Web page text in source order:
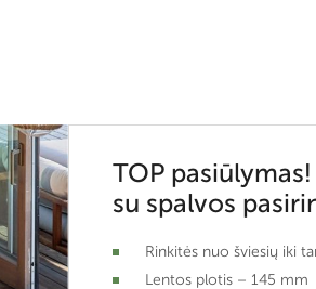
TOP
su spalvos
Rinkitės nuo šviesių iki
Lentos plotis – 145 mm